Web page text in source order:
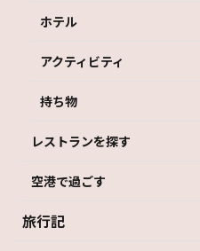
ホテル
アクティビティ
持ち物
レストランを探す
空港で過ごす
旅行記